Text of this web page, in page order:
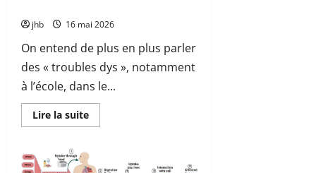
jhb 16 mai 2026
On entend de plus en plus parler
des « troubles dys », notamment
à l’école, dans le...
Lire la suiteEn
savoir
Les
troubles